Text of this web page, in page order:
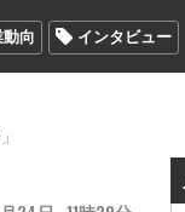
向 インタビュー